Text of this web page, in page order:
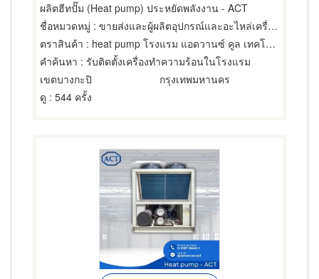
ผลิตฮีทปั๊ม (Heat pump) ประหยัดพลังงาน - ACT
ชื่อหมวดหมู่ : ขายส่งและผู้ผลิตอุปกรณ์และอะไหล่เครื่องทำความเย็น,เครื่องทำความร้อน
ตราสินค้า : heat pump โรงแรม แอดวานซ์ คูล เทคโนโลยี
คำค้นหา : รับติดตั้งเครื่องทำความร้อนในโรงแรม
เขตบางกะปิ
กรุงเทพมหานคร
ดู : 544 ครั้ง